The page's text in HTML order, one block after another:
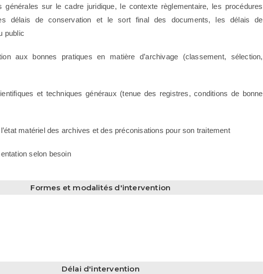
générales sur le cadre juridique, le contexte règlementaire, les procédures
délais de conservation et le sort final des documents, les délais de
public
aux bonnes pratiques en matière d’archivage (classement, sélection,
et techniques généraux (tenue des registres, conditions de bonne
matériel des archives et des préconisations pour son traitement
selon besoin
Formes et modalités d'intervention
Délai d'intervention